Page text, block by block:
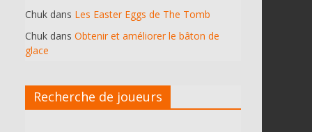
Chuk dans Les Easter Eggs de The Tomb
Chuk dans Obtenir et améliorer le bâton de
glace
Recherche de joueurs